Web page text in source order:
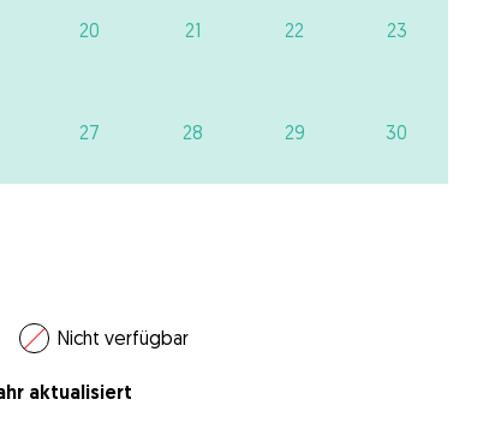
20 21 22 23
27 28 29 30
Nicht verfügbar
aktualisiert